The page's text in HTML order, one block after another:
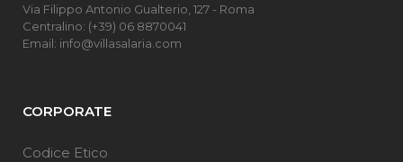
Via Filippo Antonio Gualterio, 127 - Roma
Centralino: (+39) 06 8870041
Email: info@villasalaria.com
CORPORATE
Codice Etico